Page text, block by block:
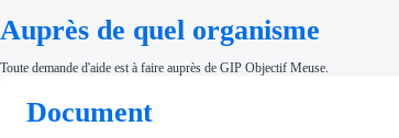
Auprès de quel organisme
Toute demande d'aide est à faire auprès de GIP Objectif Meuse.
Document